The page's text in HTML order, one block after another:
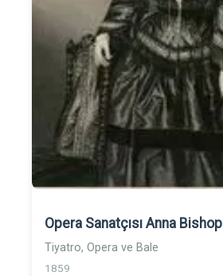
Opera Sanatçısı Anna Bishop
Tiyatro, Opera ve Bale
1859